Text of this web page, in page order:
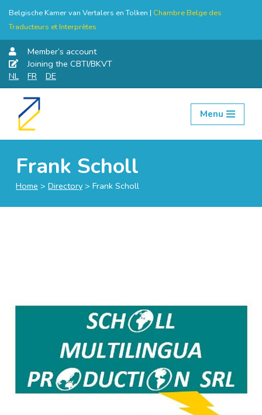
Belgische Kamer van Vertalers en Tolken | Chambre Belge des
Traducteurs et Interprètes
Member’s account
Joining the CBTI/BKVT
NL
FR DE
Skip
Menu
Frank Scholl
Home > Directory > Frank Scholl